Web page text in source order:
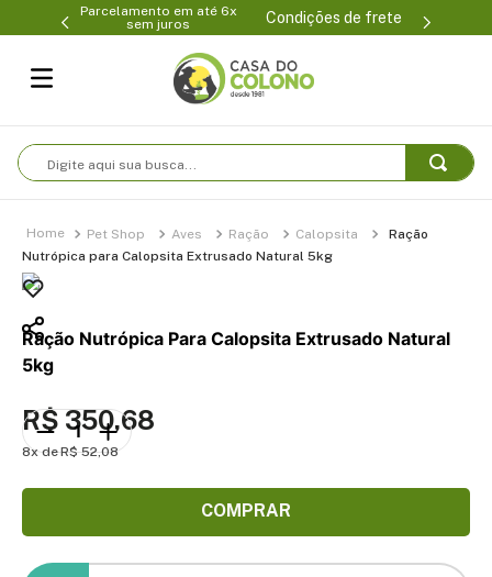
Parcelamento em até 6x
sem juros
Condições de frete
Digite aqui sua busca...
Pet Shop Aves Ração Calopsita
Ração
Nutrópica para Calopsita Extrusado Natural 5kg
Ração Nutrópica Para Calopsita Extrusado Natural
5kg
R$350,68
8 R$ 52,08
COMPRAR